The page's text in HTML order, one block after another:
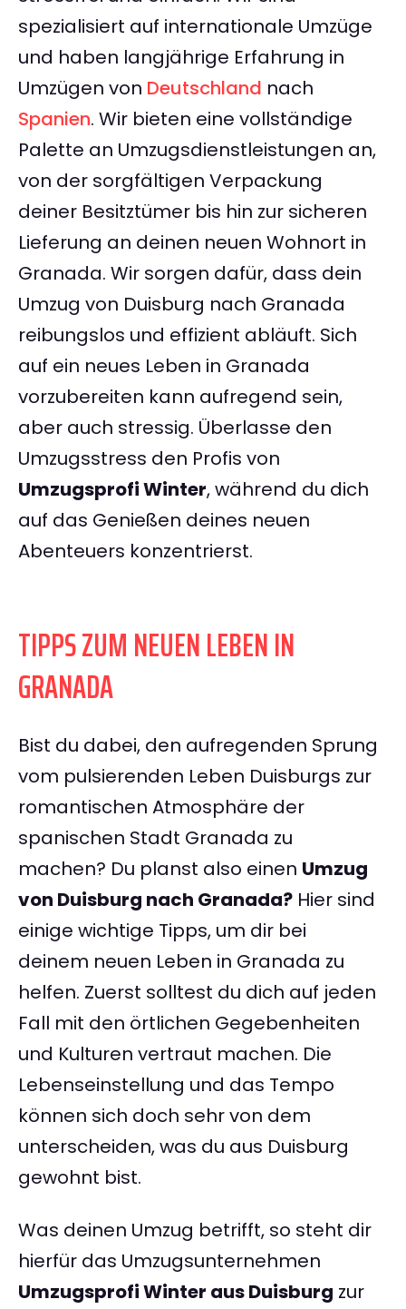
spezialisiert auf internationale Umzüge
und haben langjährige Erfahrung in
Umzügen von Deutschland nach
Spanien. Wir bieten eine vollständige
Palette an Umzugsdienstleistungen an,
von der sorgfältigen Verpackung
deiner Besitztümer bis hin zur sicheren
Lieferung an deinen neuen Wohnort in
Granada. Wir sorgen dafür, dass dein
Umzug von Duisburg nach Granada
reibungslos und effizient abläuft. Sich
auf ein neues Leben in Granada
vorzubereiten kann aufregend sein,
aber auch stressig. Überlasse den
Umzugsstress den Profis von
Umzugsprofi Winter, während du dich
auf das Genießen deines neuen
Abenteuers konzentrierst.
TIPPS ZUM NEUEN LEBEN IN
GRANADA
Bist du dabei, den aufregenden Sprung
vom pulsierenden Leben Duisburgs zur
romantischen Atmosphäre der
spanischen Stadt Granada zu
machen? Du planst also einen Umzug
von Duisburg nach Granada? Hier sind
einige wichtige Tipps, um dir bei
deinem neuen Leben in Granada zu
helfen. Zuerst solltest du dich auf jeden
Fall mit den örtlichen Gegebenheiten
und Kulturen vertraut machen. Die
Lebenseinstellung und das Tempo
können sich doch sehr von dem
unterscheiden, was du aus Duisburg
gewohnt bist.
Was deinen Umzug betrifft, so steht dir
hierfür das Umzugsunternehmen
Umzugsprofi Winter aus Duisburg zur